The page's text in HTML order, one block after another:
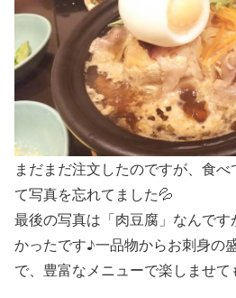
まだまだ注文したのですが、食
て写真を忘れてました💦
最後の写真は「肉豆腐」なんで
かったです♪一品物からお刺身の
で、豊富なメニューで楽しませて